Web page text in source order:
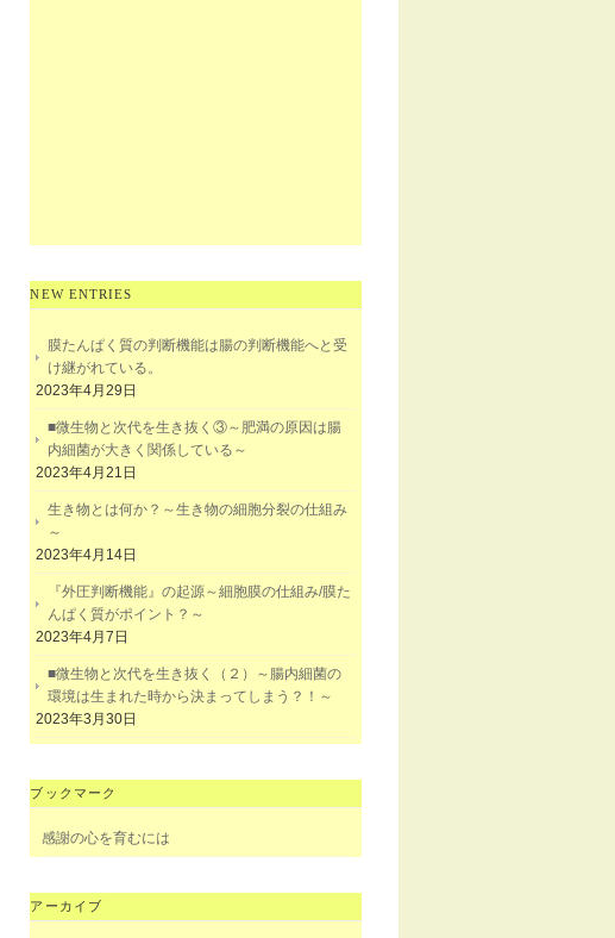
NEW ENTRIES
膜たんぱく質の判断機能は腸の判断機能へと受
け継がれている。
2023年4月29日
■微生物と次代を生き抜く③～肥満の原因は腸
内細菌が大きく関係している～
2023年4月21日
生き物とは何か？～生き物の細胞分裂の仕組み
～
2023年4月14日
『外圧判断機能』の起源～細胞膜の仕組み/膜た
んぱく質がポイント？～
2023年4月7日
■微生物と次代を生き抜く（２）～腸内細菌の
環境は生まれた時から決まってしまう？！～
2023年3月30日
ブックマーク
感謝の心を育むには
アーカイブ